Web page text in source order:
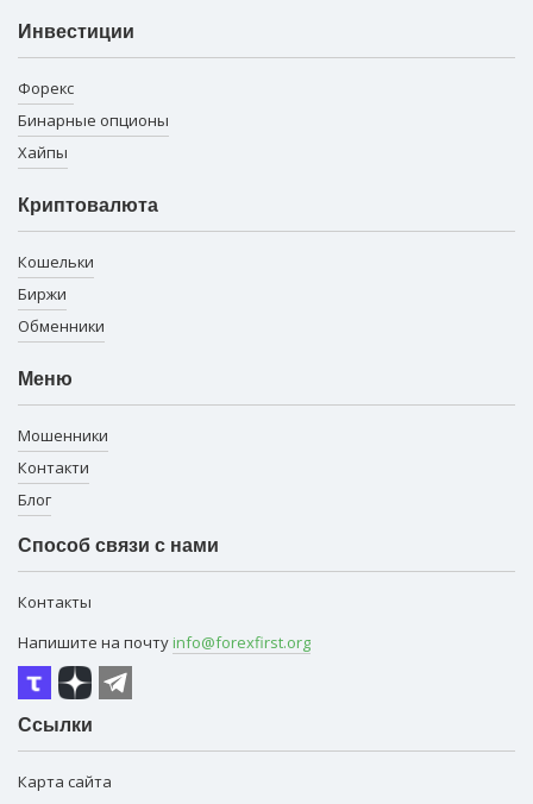
Инвестиции
Форекс
Бинарные опционы
Хайпы
Криптовалюта
Кошельки
Биржи
Обменники
Меню
Мошенники
Контакти
Блог
Способ связи с нами
Контакты
Напишите на почту info@forexfirst.org
Ссылки
Карта сайта